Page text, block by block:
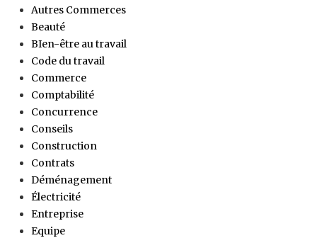
Autres Commerces
Beauté
BIen-être au travail
Code du travail
Commerce
Comptabilité
Concurrence
Conseils
Construction
Contrats
Déménagement
Électricité
Entreprise
Equipe